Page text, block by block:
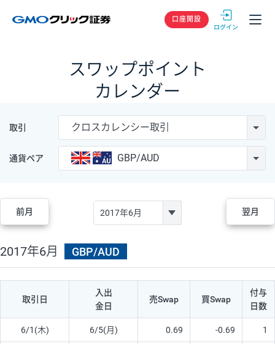
GMOクリック
口座開設
スワップポイント
カレンダー
取引 クロスカレンシー取引
通貨ペア GBP/AUD
前月 翌月
2017年6月 GBP/AUD
取引日
入出
金日
売Swap 買Swap
付与
日数
6/1(木) 6/5(月) 0.69 -0.69 1